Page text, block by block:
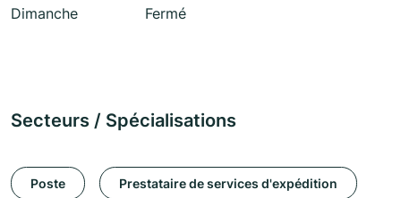
Dimanche
Fermé
Secteurs / Spécialisations
Poste Prestataire de services d'expédition